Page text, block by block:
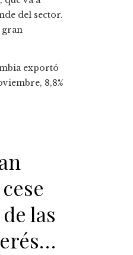
del sector.
gran
exportó
8,8%
las